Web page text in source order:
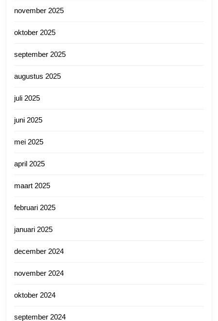
november 2025
oktober 2025
september 2025
augustus 2025
juli 2025
juni 2025
mei 2025
april 2025
maart 2025
februari 2025
januari 2025
december 2024
november 2024
oktober 2024
september 2024